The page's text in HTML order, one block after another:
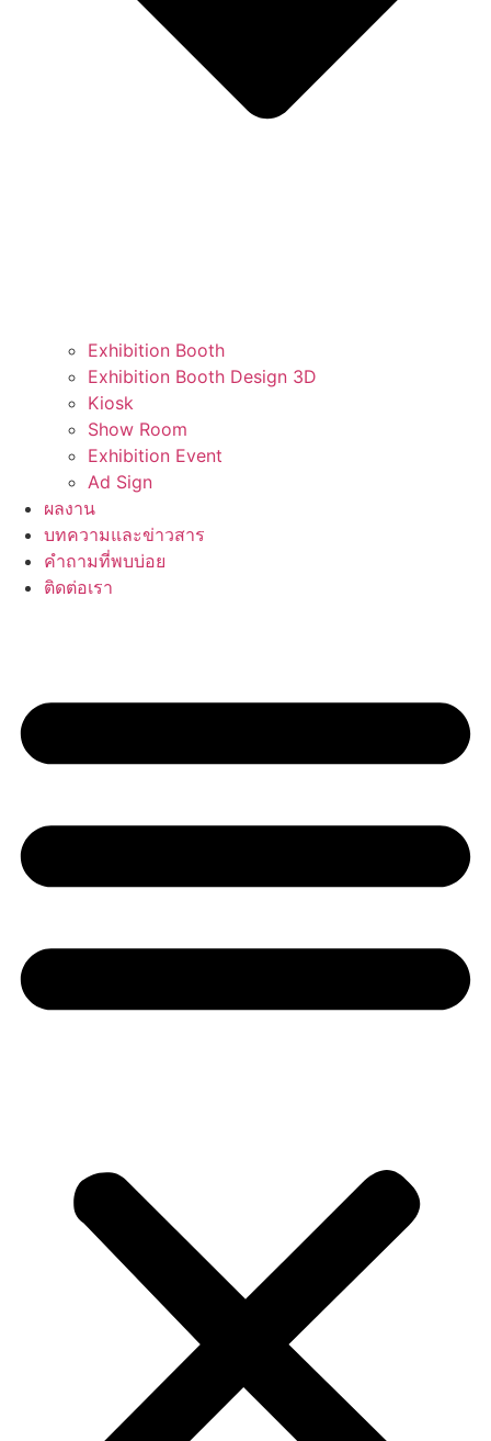
Exhibition Booth
Exhibition Booth Design 3D
Kiosk
Show Room
Exhibition Event
Ad Sign
ผลงาน
บทความและข่าวสาร
คำถามที่พบบ่อย
ติดต่อเรา